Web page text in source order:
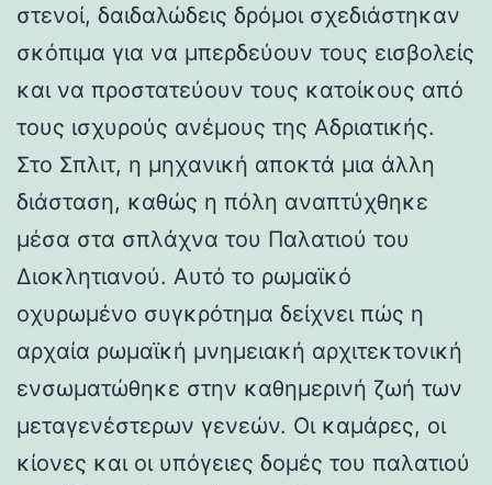
στενοί, δαιδαλώδεις δρόμοι σχεδιάστηκαν
σκόπιμα για να μπερδεύουν τους εισβολείς
και να προστατεύουν τους κατοίκους από
τους ισχυρούς ανέμους της Αδριατικής.
Στο Σπλιτ, η μηχανική αποκτά μια άλλη
διάσταση, καθώς η πόλη αναπτύχθηκε
μέσα στα σπλάχνα του Παλατιού του
Διοκλητιανού. Αυτό το ρωμαϊκό
οχυρωμένο συγκρότημα δείχνει πώς η
αρχαία ρωμαϊκή μνημειακή αρχιτεκτονική
ενσωματώθηκε στην καθημερινή ζωή των
μεταγενέστερων γενεών. Οι καμάρες, οι
κίονες και οι υπόγειες δομές του παλατιού